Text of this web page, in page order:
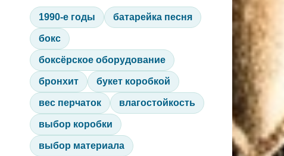
1990-е годы батарейка песня
бокс
боксёрское оборудование
бронхит букет коробкой
вес перчаток влагостойкость
выбор коробки
выбор материала